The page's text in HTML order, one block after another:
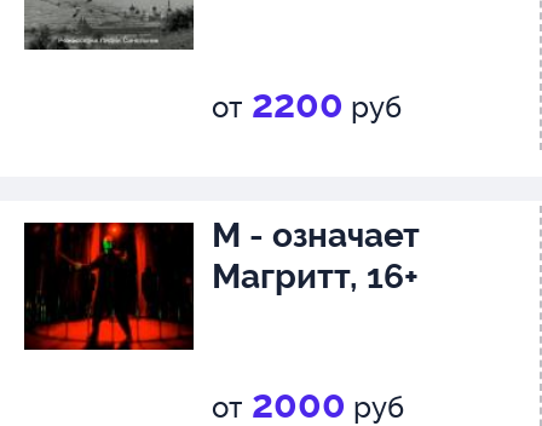
от 2200 руб
М - означает
Магритт, 16+
от 2000 руб